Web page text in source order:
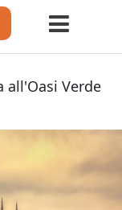
all'Oasi Verde